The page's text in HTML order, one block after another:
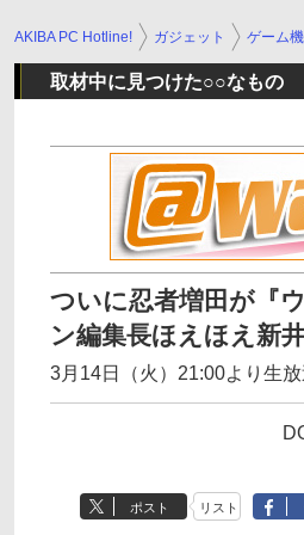
AKIBA PC Hotline! ガジェット ゲーム
取材中に見つけた○○なもの
ついに忍者増田が『
ン編集長ほえほえ新
3月14日（火）21:00より生放
ポスト リスト